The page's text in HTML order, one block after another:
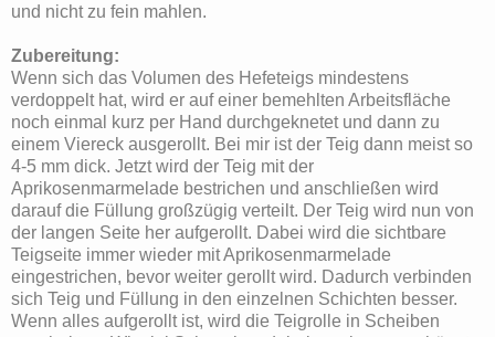
und nicht zu fein mahlen.
Zubereitung:
Wenn sich das Volumen des Hefeteigs mindestens
verdoppelt hat, wird er auf einer bemehlten Arbeitsfläche
noch einmal kurz per Hand durchgeknetet und dann zu
einem Viereck ausgerollt. Bei mir ist der Teig dann meist so
4-5 mm dick. Jetzt wird der Teig mit der
Aprikosenmarmelade bestrichen und anschließen wird
darauf die Füllung großzügig verteilt. Der Teig wird nun von
der langen Seite her aufgerollt. Dabei wird die sichtbare
Teigseite immer wieder mit Aprikosenmarmelade
eingestrichen, bevor weiter gerollt wird. Dadurch verbinden
sich Teig und Füllung in den einzelnen Schichten besser.
Wenn alles aufgerollt ist, wird die Teigrolle in Scheiben